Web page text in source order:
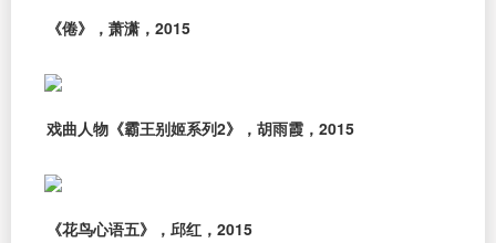
《倦》，萧潇，2015
戏曲人物《霸王别姬系列2》，胡雨霞，2015
《花鸟心语五》，邱红，2015